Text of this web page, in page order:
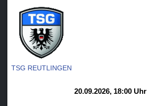
TSG REUTLINGEN
20.09.2026, 18:00 Uhr